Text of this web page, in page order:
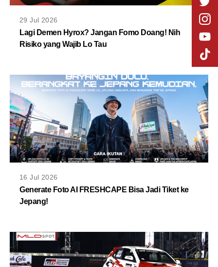
29 Jul 2026
Lagi Demen Hyrox? Jangan Fomo Doang! Nih
Risiko yang Wajib Lo Tau
16 Jul 2026
Generate Foto AI FRESHCAPE Bisa Jadi Tiket ke
Jepang!